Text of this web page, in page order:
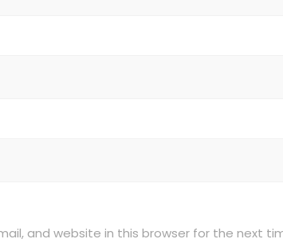
and website in this browser for the next